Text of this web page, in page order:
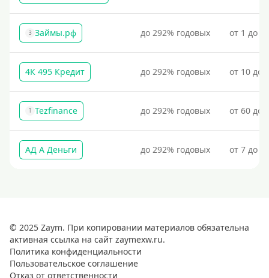
З Займы.рф до 292% годовых от 1 до
4К 495 Кредит до 292% годовых от 10 до
T Tezfinance до 292% годовых от 60 до
АД А Деньги до 292% годовых от 7 до
© 2025 Zaym. При копировании материалов обязательна
активная ссылка на сайт zaymexw.ru.
Политика конфиденциальности
Пользовательское соглашение
Отказ от ответственности